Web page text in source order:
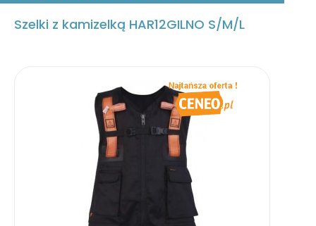
Szelki z kamizelką HAR12GILNO S/M/L